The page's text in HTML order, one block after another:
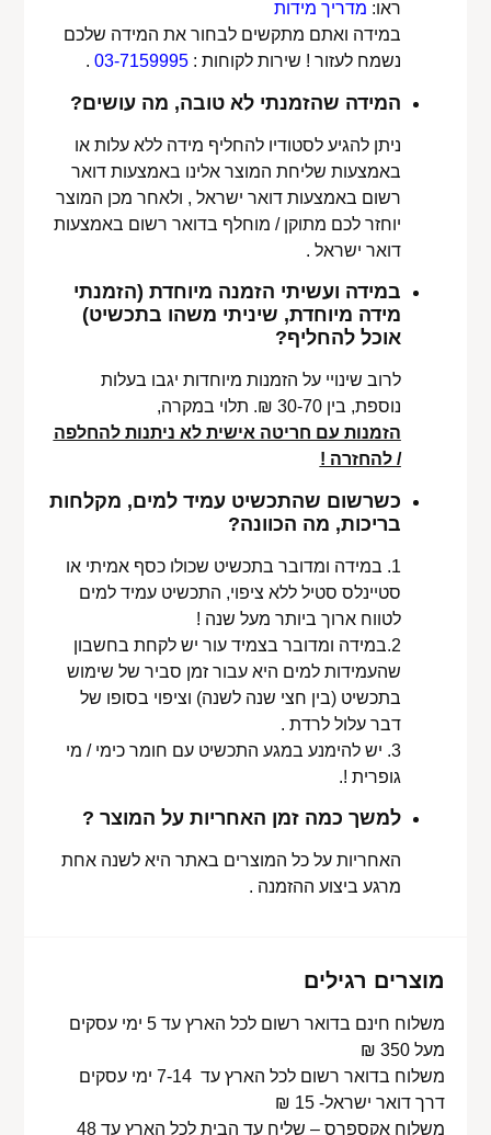
ראו: מדריך מידות
במידה ואתם מתקשים לבחור את המידה שלכם
נשמח לעזור ! שירות לקוחות :03-7159995
.
המידה שהזמנתי לא טובה, מה עושים?
ניתן להגיע לסטודיו להחליף מידה ללא עלות או
באמצעות שליחת המוצר אלינו באמצעות דואר
רשום באמצעות דואר ישראל , ולאחר מכן המוצר
יוחזר לכם מתוקן / מוחלף בדואר רשום באמצעות
דואר ישראל .
במידה ועשיתי הזמנה מיוחדת (הזמנתי
מידה מיוחדת, שיניתי משהו בתכשיט)
אוכל להחליף?
לרוב שינויי על הזמנות מיוחדות יגבו בעלות
נוספת, בין 30-70 ₪. תלוי במקרה,
הזמנות עם חריטה אישית לא ניתנות להחלפה
/ להחזרה !
כשרשום שהתכשיט עמיד למים, מקלחות
בריכות, מה הכוונה?
1. במידה ומדובר בתכשיט שכולו כסף אמיתי או
סטיינלס סטיל ללא ציפוי, התכשיט עמיד למים
לטווח ארוך ביותר מעל שנה !
2.במידה ומדובר בצמיד עור יש לקחת בחשבון
שהעמידות למים היא עבור זמן סביר של שימוש
בתכשיט (בין חצי שנה לשנה) וציפוי בסופו של
דבר עלול לרדת .
3. יש להימנע במגע התכשיט עם חומר כימי / מי
גופרית !.
למשך כמה זמן האחריות על המוצר ?
האחריות על כל המוצרים באתר היא לשנה אחת
מרגע ביצוע ההזמנה .
מוצרים רגילים
משלוח חינם בדואר רשום לכל הארץ עד 5 ימי עסקים
מעל 350 ₪
משלוח בדואר רשום לכל הארץ עד 7-14 ימי עסקים
דרך דואר ישראל- 15 ₪
משלוח אקספרס – שליח עד הבית לכל הארץ עד 48